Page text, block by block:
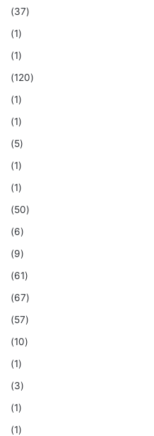
(37)
(1)
(1)
(120)
(1)
(1)
(5)
(1)
(1)
(50)
(6)
(9)
(61)
(67)
(57)
(10)
(1)
(3)
(1)
(1)